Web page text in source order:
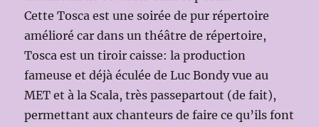
Cette Tosca est une soirée de pur répertoire
amélioré car dans un théâtre de répertoire,
Tosca est un tiroir caisse: la production
fameuse et déjà éculée de Luc Bondy vue au
MET et à la Scala, très passepartout (de fait),
permettant aux chanteurs de faire ce qu’ils font